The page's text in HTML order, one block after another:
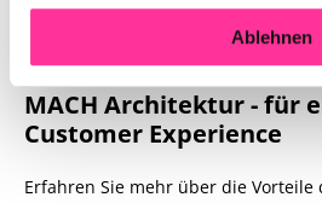
Ablehnen
MACH Architektur - für
Customer Experience
Erfahren Sie mehr über die Vorteile